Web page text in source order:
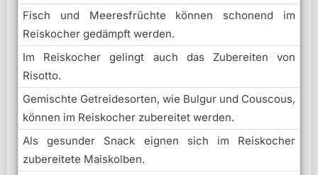
Fisch und Meeresfrüchte können schonend im
Reiskocher gedämpft werden.
Im Reiskocher gelingt auch das Zubereiten von
Risotto.
Gemischte Getreidesorten, wie Bulgur und Couscous,
können im Reiskocher zubereitet werden.
Als gesunder Snack eignen sich im Reiskocher
zubereitete Maiskolben.